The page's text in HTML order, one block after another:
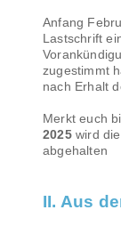
Anfang
Lastschrift
zugestimmt
nach Erhalt
Merkt euch
2025wird
abgehalten
II. Aus